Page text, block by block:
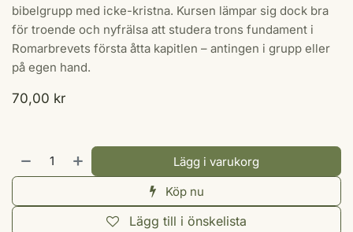
bibelgrupp med icke-kristna. Kursen lämpar sig dock bra
för troende och nyfrälsa att studera trons fundament i
Romarbrevets första åtta kapitlen – antingen i grupp eller
på egen hand.
70,00 kr
Lägg i varukorg
Köp nu
Lägg till i önskelista